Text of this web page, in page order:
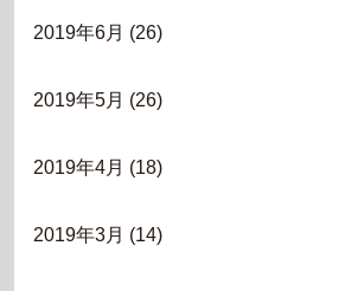
2019年6月 (26)
2019年5月 (26)
2019年4月 (18)
2019年3月 (14)